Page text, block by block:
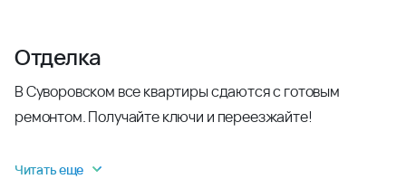
Отделка
В Суворовском все квартиры сдаются с готовым
ремонтом. Получайте ключи и переезжайте!
Читать еще